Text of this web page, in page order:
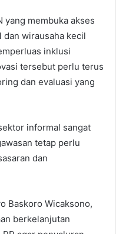
yang membuka akses
dan wirausaha kecil
inklusi
tersebut perlu terus
dan evaluasi yang
informal sangat
tetap perlu
dan
Baskoro Wicaksono,
berkelanjutan